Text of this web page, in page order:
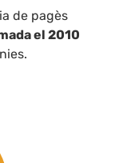
de pagès
el 2010